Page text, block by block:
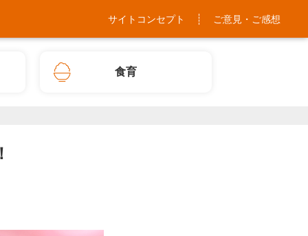
サイトコンセプト ご意見・ご感想
食育